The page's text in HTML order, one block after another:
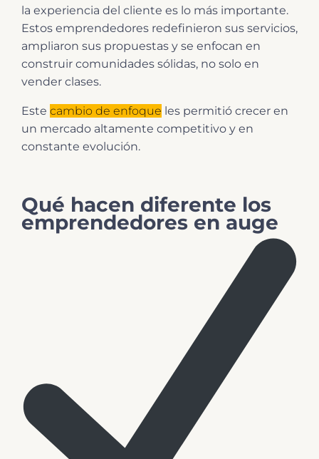
la experiencia del cliente es lo más importante.
Estos emprendedores redefinieron sus servicios,
ampliaron sus propuestas y se enfocan en
construir comunidades sólidas, no solo en
vender clases.
Este cambio de enfoque les permitió crecer en
un mercado altamente competitivo y en
constante evolución.
Qué hacen diferente los
emprendedores en auge